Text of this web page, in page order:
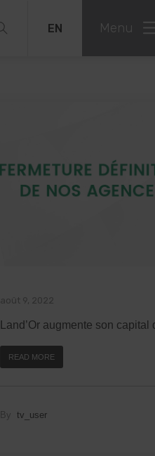
EN Menu
août 9, 2022
Land’Or augmente son
READ MORE
By tv_user